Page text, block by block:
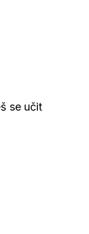
se učit